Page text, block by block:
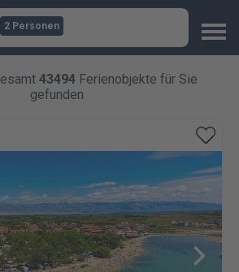
2 Personen
43494 Ferienobjekte für Sie
gefunden